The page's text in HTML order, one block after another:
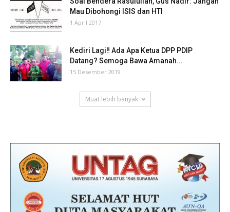
Mau Dibohongi ISIS dan HTI
1 April 2017
Kediri Lagi‼ Ada Apa Ketua DPP PDIP
Datang? Semoga Bawa Amanah...
15 Desember 2019
Muat lebih banyak